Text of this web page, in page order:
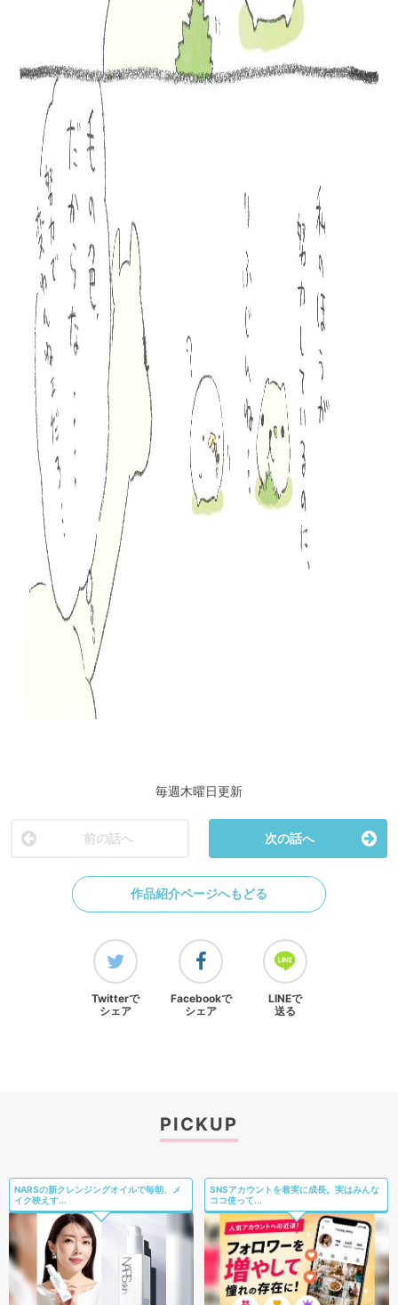
毎週木曜日更新
前の話へ 次の話へ
作品紹介ページへもどる
Twitterで
シェア
Facebookで
シェア
LINEで
送る
PICKUP
NARSの新クレンジングオイルで毎朝、メ
イク映えす...
SNSアカウントを着実に成長。実はみんな
ココ使って...